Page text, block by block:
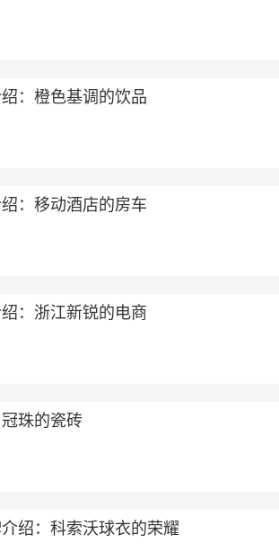
：橙色基调的饮品
：移动酒店的房车
：浙江新锐的电商
珠的瓷砖
绍：科索沃球衣的荣耀